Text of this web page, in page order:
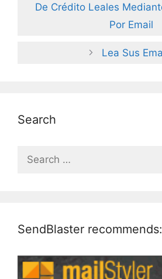
De Crédito Leales
Por Email
Lea Sus
Search
for:
SendBlaster recommends: